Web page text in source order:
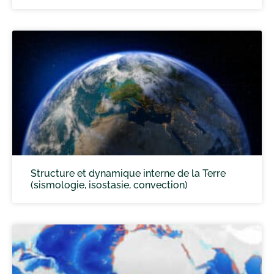
Structure et dynamique interne de la Terre
(sismologie, isostasie, convection)